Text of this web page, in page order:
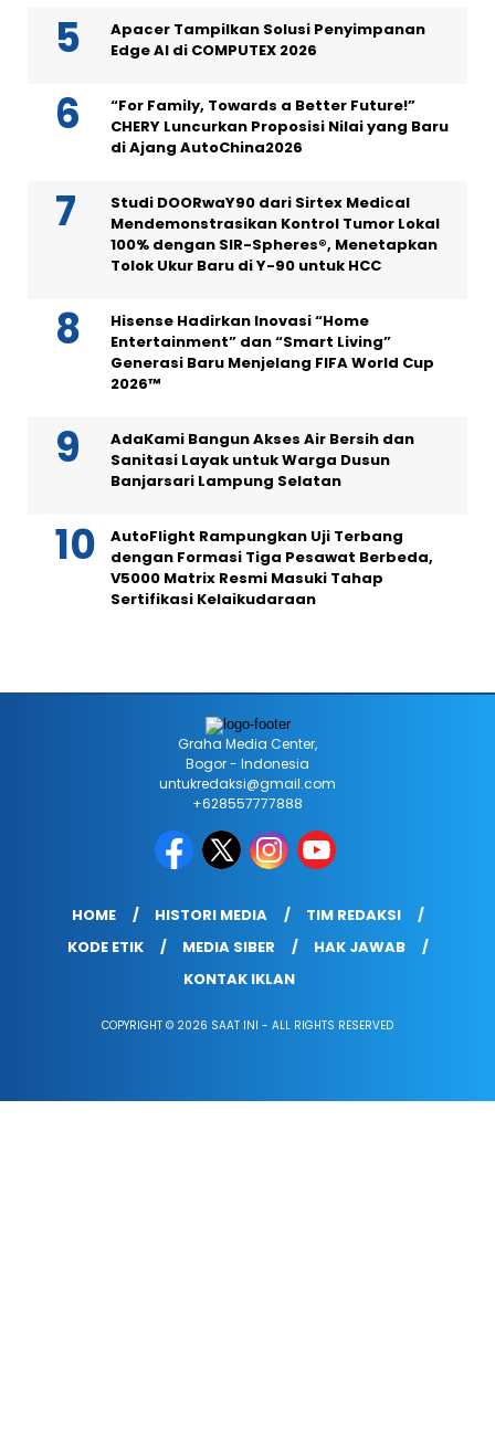
Apacer Tampilkan Solusi Penyimpanan
Edge AI di COMPUTEX 2026
“For Family, Towards a Better Future!”
CHERY Luncurkan Proposisi Nilai yang Baru
di Ajang AutoChina2026
Studi DOORwaY90 dari Sirtex Medical
Mendemonstrasikan Kontrol Tumor Lokal
100% dengan SIR-Spheres®, Menetapkan
Tolok Ukur Baru di Y-90 untuk HCC
Hisense Hadirkan Inovasi “Home
Entertainment” dan “Smart Living”
Generasi Baru Menjelang FIFA World Cup
2026™
AdaKami Bangun Akses Air Bersih dan
Sanitasi Layak untuk Warga Dusun
Banjarsari Lampung Selatan
AutoFlight Rampungkan Uji Terbang
dengan Formasi Tiga Pesawat Berbeda,
V5000 Matrix Resmi Masuki Tahap
Sertifikasi Kelaikudaraan
Graha Media Center,
Bogor - Indonesia
untukredaksi@gmail.com
+628557777888
HOME HISTORI MEDIA
TIM REDAKSI
KODE ETIK
MEDIA SIBER
HAK JAWAB
KONTAK IKLAN
COPYRIGHT © 2026 SAAT INI - ALL RIGHTS RESERVED